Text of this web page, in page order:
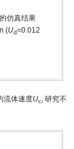
仿真结果
(Ud=0.012
流体速度Uc, 研究不